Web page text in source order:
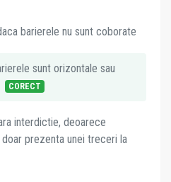
barierele nu sunt coborate
sunt orizontale sau
CORECT
interdictie, deoarece
prezenta unei treceri la